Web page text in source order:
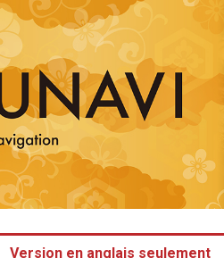
Version en anglais seulement